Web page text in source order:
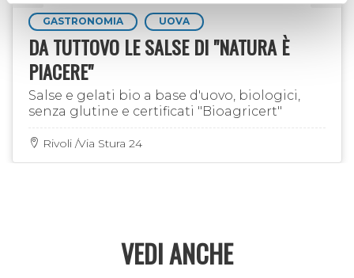
18:00 – 21:30: Arrivo alla base polare del
Moncenisio (non aperta al pubblico il sabato
sera)
DOMENICA 18 GENNAIO 2026: VAL CENIS -
LAGO DEL MONCENISIO
Settima tappa (parte 2) di La Grande Odyssée
VVF e seconda tappa (parte 2) del Trophée
10:00 – 11:00: Partenza
GASTRONOMIA UOVA
DA TUTTOVO LE SALSE DI "NATURA È
PIACERE"
Salse e gelati bio a base d'uovo, biologici,
senza glutine e certificati "Bioagricert"
Rivoli /Via Stura 24
VEDI ANCHE